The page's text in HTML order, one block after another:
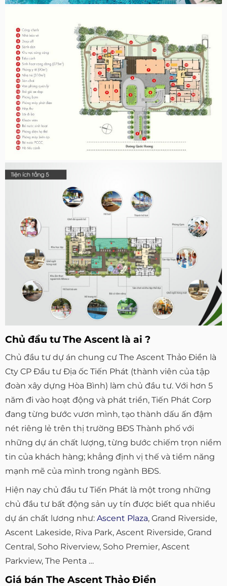
Chủ đầu tư The Ascent là ai ?
Chủ đầu tư dự án chung cư The Ascent Thảo Điền là
Cty CP Đầu tư Địa ốc Tiến Phát (thành viên của tập
đoàn xây dựng Hòa Bình) làm chủ đầu tư. Với hơn 5
năm đi vào hoạt động và phát triển, Tiến Phát Corp
đang từng bước vươn mình, tạo thành dấu ấn đậm
nét riêng lẻ trên thị trường BĐS Thành phố với
những dự án chất lượng, từng bước chiếm trọn niềm
tin của khách hàng; khẳng định vị thế và tiềm năng
mạnh mẽ của mình trong ngành BĐS.
Hiện nay chủ đầu tư Tiến Phát là một trong những
chủ đầu tư bất động sản uy tín được biết qua nhiều
dự án chất lương như: Ascent Plaza, Grand Riverside,
Ascent Lakeside, Riva Park, Ascent Riverside, Grand
Central, Soho Riverview, Soho Premier, Ascent
Parkview, The Penta …
Giá bán The Ascent Thảo Điền